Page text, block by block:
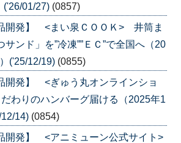
('26/01/27) (0857)
開発】 <まい泉ＣＯＯＫ> 井筒ま
ンド」を”冷凍””ＥＣ”で全国へ（20
('25/12/19) (0855)
開発】 <ぎゅう丸オンラインショ
わりのハンバーグ届ける（2025年1
14) (0854)
開発】 <アニミューン公式サイト>